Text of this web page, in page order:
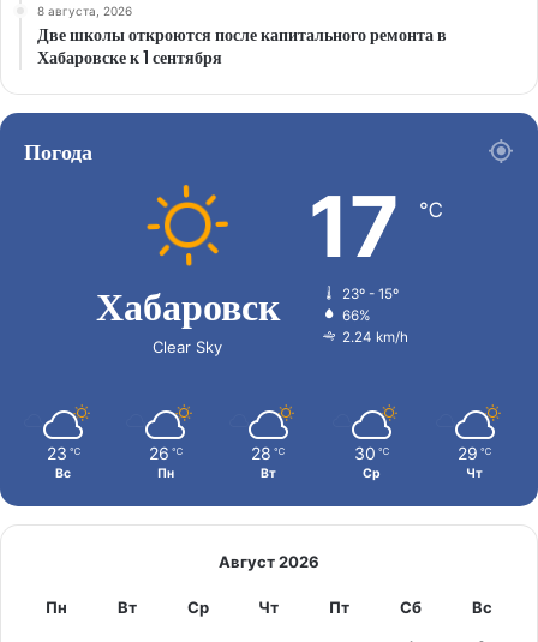
8 августа, 2026
Две школы откроются после капитального ремонта в
Хабаровске к 1 сентября
Погода
Хабаровск
Clear Sky
17 ℃
23º - 15º
66%
2.24 km/h
23 ℃
Вс
26 ℃
Пн
28 ℃
Вт
30 ℃
Ср
29 ℃
Чт
Август 2026
Пн Вт Ср Чт Пт Сб Вс